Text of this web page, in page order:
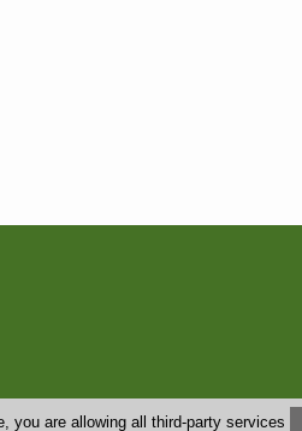
you are allowing all third-party services